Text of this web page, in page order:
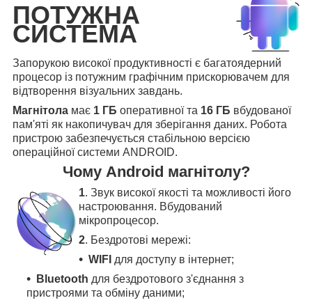
ПОТУЖНА
СИСТЕМА
Запорукою високої продуктивності є багатоядерний
процесор із потужним графічним прискорювачем для
відтворення візуальних завдань.
Магнітола має 1 ГБ оперативної та 16 ГБ вбудованої
пам'яті як накопичувач для зберігання даних. Робота
пристрою забезпечується стабільною версією
операційної системи ANDROID.
Чому Android магнітолу?
1. Звук високої якості та можливості його
настроювання. Вбудований
мікропроцесор.
2. Бездротові мережі:
WIFI для доступу в інтернет;
Bluetooth для бездротового з'єднання з
пристроями та обміну даними;